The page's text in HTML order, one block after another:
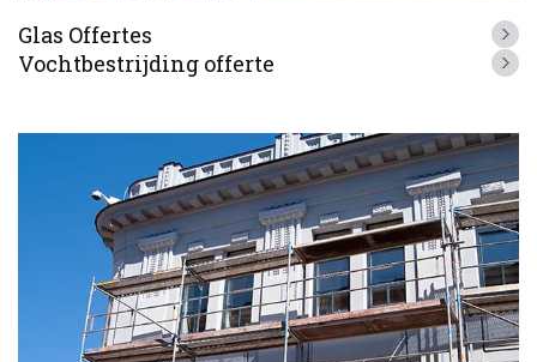
Glas Offertes
Vochtbestrijding offerte